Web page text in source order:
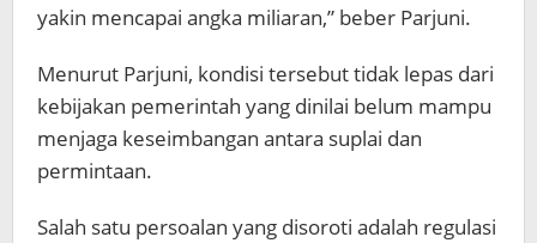
yakin mencapai angka miliaran,” beber Parjuni.
Menurut Parjuni, kondisi tersebut tidak lepas dari
kebijakan pemerintah yang dinilai belum mampu
menjaga keseimbangan antara suplai dan
permintaan.
Salah satu persoalan yang disoroti adalah regulasi